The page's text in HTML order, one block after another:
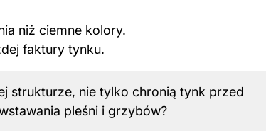
niż ciemne kolory.
faktury tynku.
strukturze, nie tylko chronią tynk przed
pleśni i grzybów?